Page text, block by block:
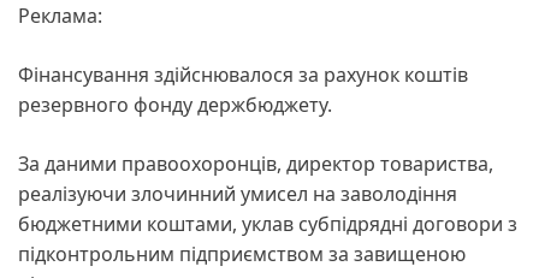
Реклама:
Фінансування здійснювалося за рахунок коштів
резервного фонду держбюджету.
За даними правоохоронців, директор товариства,
реалізуючи злочинний умисел на заволодіння
бюджетними коштами, уклав субпідрядні договори з
підконтрольним підприємством за завищеною